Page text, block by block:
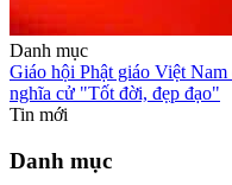
Danh mục
Giáo hội Phật giáo Việt
nghĩa cử "Tốt đời, đẹp đạo"
Tin mới
Danh mục